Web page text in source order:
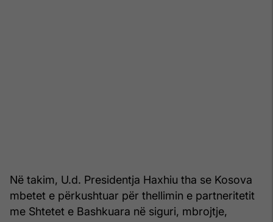
Në takim, U.d. Presidentja Haxhiu tha se Kosova
mbetet e përkushtuar për thellimin e partneritetit
me Shtetet e Bashkuara në siguri, mbrojtje,